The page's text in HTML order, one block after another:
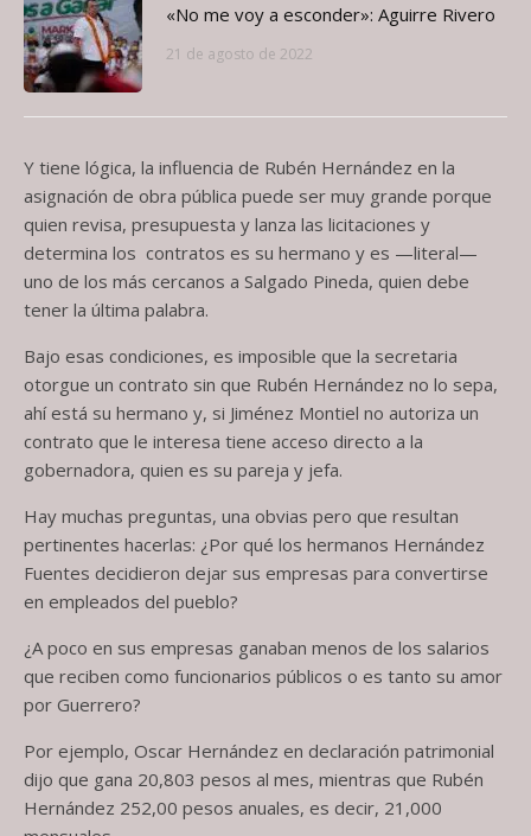
«No me voy a esconder»: Aguirre Rivero
21 de agosto de 2022
Y tiene lógica, la influencia de Rubén Hernández en la
asignación de obra pública puede ser muy grande porque
quien revisa, presupuesta y lanza las licitaciones y
determina los contratos es su hermano y es —literal—
uno de los más cercanos a Salgado Pineda, quien debe
tener la última palabra.
Bajo esas condiciones, es imposible que la secretaria
otorgue un contrato sin que Rubén Hernández no lo sepa,
ahí está su hermano y, si Jiménez Montiel no autoriza un
contrato que le interesa tiene acceso directo a la
gobernadora, quien es su pareja y jefa.
Hay muchas preguntas, una obvias pero que resultan
pertinentes hacerlas: ¿Por qué los hermanos Hernández
Fuentes decidieron dejar sus empresas para convertirse
en empleados del pueblo?
¿A poco en sus empresas ganaban menos de los salarios
que reciben como funcionarios públicos o es tanto su amor
por Guerrero?
Por ejemplo, Oscar Hernández en declaración patrimonial
dijo que gana 20,803 pesos al mes, mientras que Rubén
Hernández 252,00 pesos anuales, es decir, 21,000